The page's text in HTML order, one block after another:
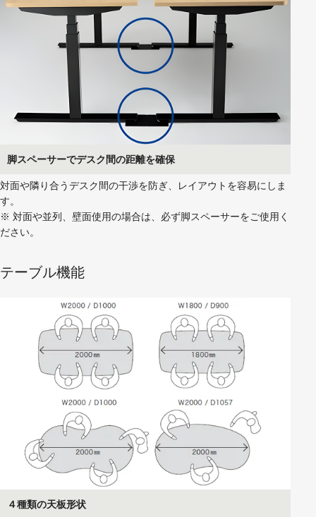
脚スペーサーでデスク間の距離を確保
対面や隣り合うデスク間の干渉を防ぎ、レイアウトを容易にしま
す。
※ 対面や並列、壁面使用の場合は、必ず脚スペーサーをご使用く
ださい。
テーブル機能
４種類の天板形状